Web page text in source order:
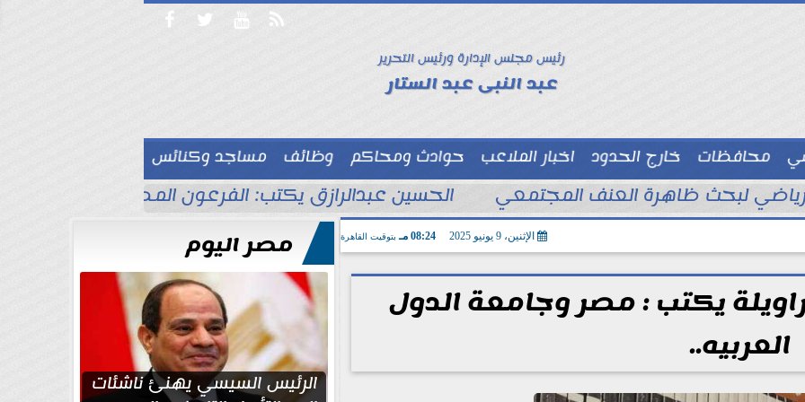
   
رئيس مجلس الإدارة ورئيس التحرير
عبد النبى عبد الستار
محافظات خارج الحدود اخبار الملاعب حوادث ومحاكم وظائف
مساجد وكنائس
توك شو 
الحسين عبدالرازق يكتب: الفرعون المصري جاهز
الإثنين، 9 يونيو 2025 08:24 مـ بتوقيت القاهرة
يكتب : مصر وجامعة الدول
العربيه..
مصر اليوم
الرئيس السيسي يهنئ ناشئات